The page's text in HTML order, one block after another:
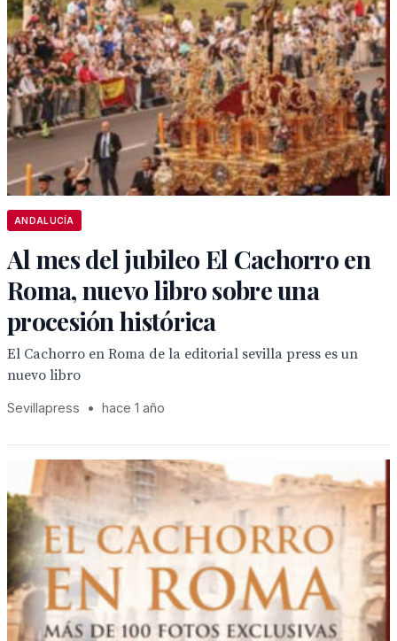
ANDALUCÍA
Al mes del jubileo El Cachorro en
Roma, nuevo libro sobre una
procesión histórica
El Cachorro en Roma de la editorial sevilla press es un
nuevo libro
Sevillapress • hace 1 año